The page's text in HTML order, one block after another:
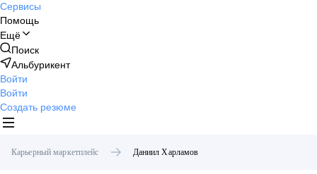
Сервисы
Помощь
Ещё
Поиск
Альбурикент
Войти
Войти
Создать резюме
Карьерный маркетплейс Даниил Харламов